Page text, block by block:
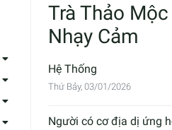
Trà Thảo
Nhạy Cảm
Hệ Thống
Thứ Bảy, 03/01/2026
Người có cơ địa dị ứng